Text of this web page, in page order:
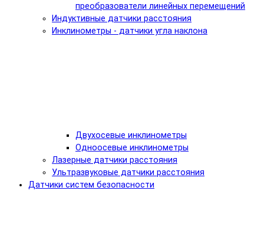
преобразователи линейных перемещений
Индуктивные датчики расстояния
Инклинометры - датчики угла наклона
Двухосевые инклинометры
Одноосевые инклинометры
Лазерные датчики расстояния
Ультразвуковые датчики расстояния
Датчики систем безопасности